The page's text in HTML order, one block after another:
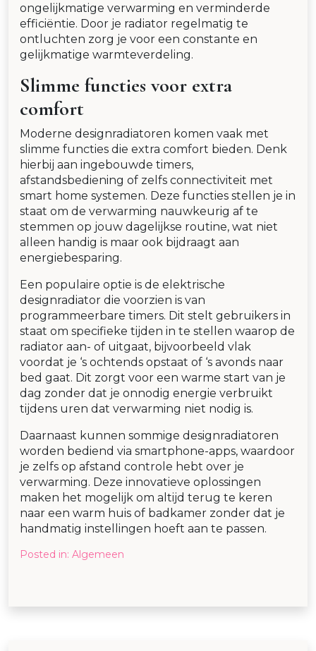
ongelijkmatige verwarming en verminderde
efficiëntie. Door je radiator regelmatig te
ontluchten zorg je voor een constante en
gelijkmatige warmteverdeling.
Slimme functies voor extra
comfort
Moderne designradiatoren komen vaak met
slimme functies die extra comfort bieden. Denk
hierbij aan ingebouwde timers,
afstandsbediening of zelfs connectiviteit met
smart home systemen. Deze functies stellen je in
staat om de verwarming nauwkeurig af te
stemmen op jouw dagelijkse routine, wat niet
alleen handig is maar ook bijdraagt aan
energiebesparing.
Een populaire optie is de elektrische
designradiator die voorzien is van
programmeerbare timers. Dit stelt gebruikers in
staat om specifieke tijden in te stellen waarop de
radiator aan- of uitgaat, bijvoorbeeld vlak
voordat je ‘s ochtends opstaat of ‘s avonds naar
bed gaat. Dit zorgt voor een warme start van je
dag zonder dat je onnodig energie verbruikt
tijdens uren dat verwarming niet nodig is.
Daarnaast kunnen sommige designradiatoren
worden bediend via smartphone-apps, waardoor
je zelfs op afstand controle hebt over je
verwarming. Deze innovatieve oplossingen
maken het mogelijk om altijd terug te keren
naar een warm huis of badkamer zonder dat je
handmatig instellingen hoeft aan te passen.
Posted in: Algemeen